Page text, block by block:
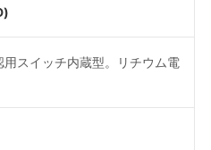
スイッチ内蔵型。リチウム電